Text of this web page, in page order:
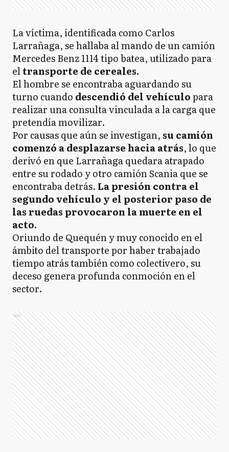
La víctima, identificada como Carlos
Larrañaga, se hallaba al mando de un camión
Mercedes Benz 1114 tipo batea, utilizado para
eltransporte de cereales.
El hombre se encontraba aguardando su
turno cuando descendió del vehículopara
realizar una consulta vinculada a la carga que
pretendía movilizar.
Por causas que aún se investigan, su camión
comenzó a desplazarse hacia atrás, lo que
derivó en que Larrañaga quedara atrapado
entre su rodado y otro camión Scania que se
encontraba detrás. La presión contra el
segundo vehículo y el posterior paso de
las ruedas provocaron la muerte en el
acto.
Oriundo de Quequén y muy conocido en el
ámbito del transporte por haber trabajado
tiempo atrás también como colectivero, su
deceso genera profunda conmoción en el
sector.
Ads